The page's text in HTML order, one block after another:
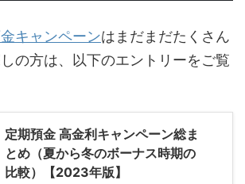
キャンペーンはまだまだたくさん
の方は、以下のエントリーをご覧
定期預金 高金利キャンペーン総ま
とめ（夏から冬のボーナス時期の
比較）【2023年版】